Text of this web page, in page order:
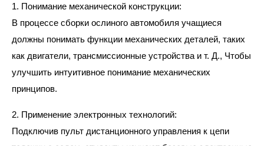
1. Понимание механической конструкции:
В процессе сборки ослиного автомобиля учащиеся
должны понимать функции механических деталей, таких
как двигатели, трансмиссионные устройства и т. Д., Чтобы
улучшить интуитивное понимание механических
принципов.
2. Применение электронных технологий:
Подключив пульт дистанционного управления к цепи